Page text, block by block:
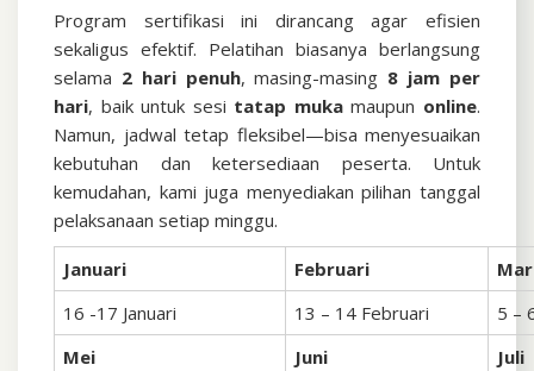
Program sertifikasi ini dirancang agar efisien
sekaligus efektif. Pelatihan biasanya berlangsung
selama 2 hari penuh, masing-masing 8 jam per
hari, baik untuk sesi tatap mukamaupun online.
Namun, jadwal tetap fleksibel—bisa menyesuaikan
kebutuhan dan ketersediaan peserta. Untuk
kemudahan, kami juga menyediakan pilihan tanggal
pelaksanaan setiap minggu.
Januari Februari
16 -17 Januari
13 – 14 Februari
5 –
Mei
Juni
Juli